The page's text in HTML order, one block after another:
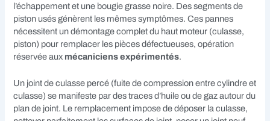
l’échappement et une bougie grasse noire. Des segments de
piston usés génèrent les mêmes symptômes. Ces pannes
nécessitent un démontage complet du haut moteur (culasse,
piston) pour remplacer les pièces défectueuses, opération
réservée aux mécaniciens expérimentés.
Un joint de culasse percé (fuite de compression entre cylindre et
culasse) se manifeste par des traces d’huile ou de gaz autour du
plan de joint. Le remplacement impose de déposer la culasse,